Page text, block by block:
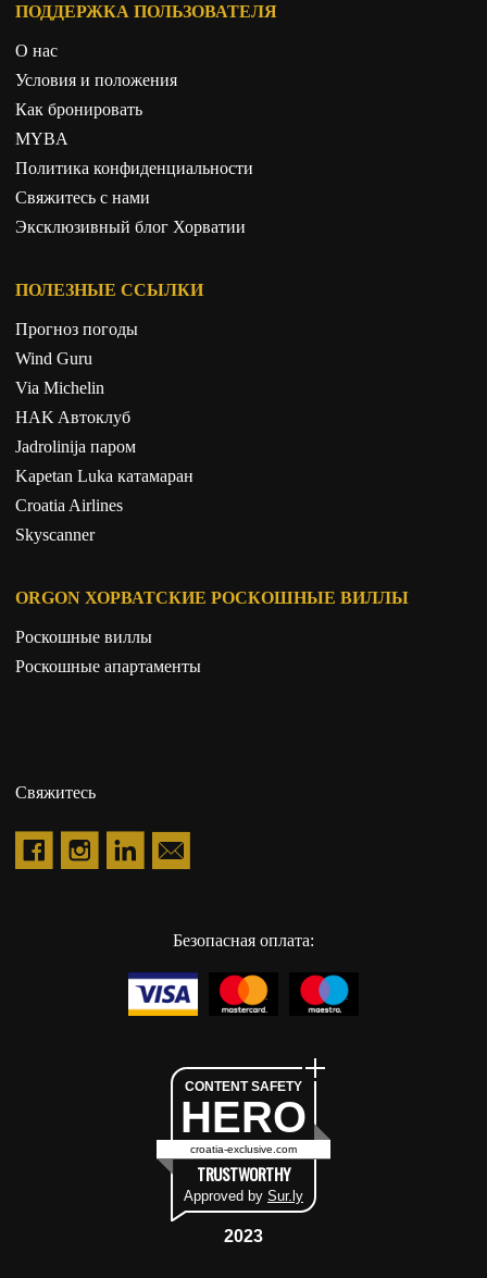
ПОДДЕРЖКА ПОЛЬЗОВАТЕЛЯ
О нас
Условия и положения
Как бронировать
MYBA
Политика конфиденциальности
Свяжитесь с нами
Эксклюзивный блог Хорватии
ПОЛЕЗНЫЕ ССЫЛКИ
Прогноз погоды
Wind Guru
Via Michelin
HAK Aвтоклуб
Jadrolinija паром
Kapetan Luka катамаран
Croatia Airlines
Skyscanner
ORGON ХОРВАТСКИЕ РОСКОШНЫЕ ВИЛЛЫ
Роскошные виллы
Роскошные апартаменты
Свяжитесь
Безопасная оплата:
CONTENT SAFETY
HERO
croatia-exclusive.com
TRUSTWORTHY
Approved by Sur.ly
2023